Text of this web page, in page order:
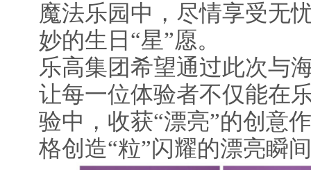
魔法乐园中，尽情享受无
妙的生日“星”愿。
乐高集团希望通过此次与
让每一位体验者不仅能在
验中，收获“漂亮”的创意
格创造“粒”闪耀的漂亮瞬